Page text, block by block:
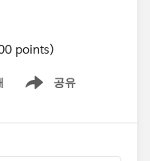
points)
공유
Show menu